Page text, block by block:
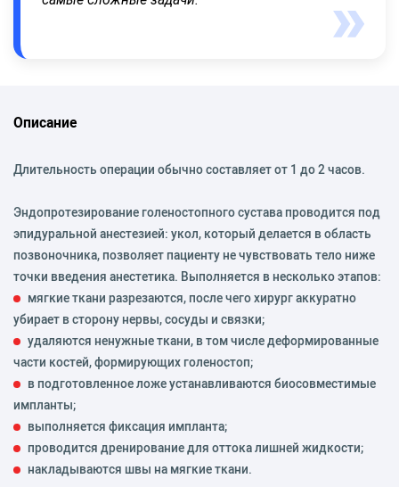
Описание
Длительность операции обычно составляет от 1 до 2 часов.
Эндопротезирование голеностопного сустава проводится под
эпидуральной анестезией: укол, который делается в область
позвоночника, позволяет пациенту не чувствовать тело ниже
точки введения анестетика. Выполняется в несколько этапов:
мягкие ткани разрезаются, после чего хирург аккуратно
убирает в сторону нервы, сосуды и связки;
удаляются ненужные ткани, в том числе деформированные
части костей, формирующих голеностоп;
в подготовленное ложе устанавливаются биосовместимые
импланты;
выполняется фиксация импланта;
проводится дренирование для оттока лишней жидкости;
накладываются швы на мягкие ткани.